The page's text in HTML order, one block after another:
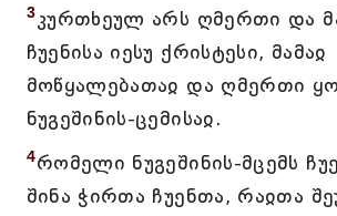
3კურთხეულ არს ღმერთი და
ჩუენისა იესუ ქრისტესი, მამაჲ
მოწყალებათაჲ და ღმერთი
ნუგეშინის-ცემისაჲ.
4რომელი ნუგეშინის-მცემს
შინა ჭირთა ჩუენთა, რაჲთა